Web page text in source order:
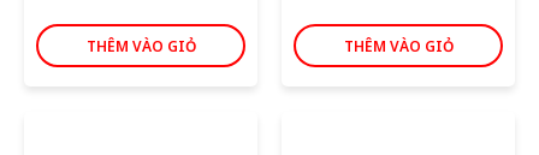
THÊM VÀO GIỎ THÊM VÀO GIỎ